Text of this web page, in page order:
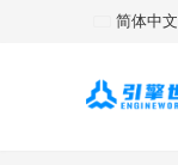
简体中文